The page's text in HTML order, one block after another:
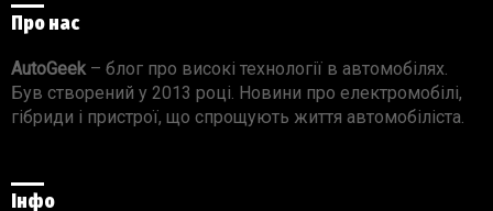
Про нас
AutoGeek– блог про високі технології в автомобілях.
Був створений у 2013 році. Новини про електромобілі,
гібриди і пристрої, що спрощують життя автомобіліста.
Інфо